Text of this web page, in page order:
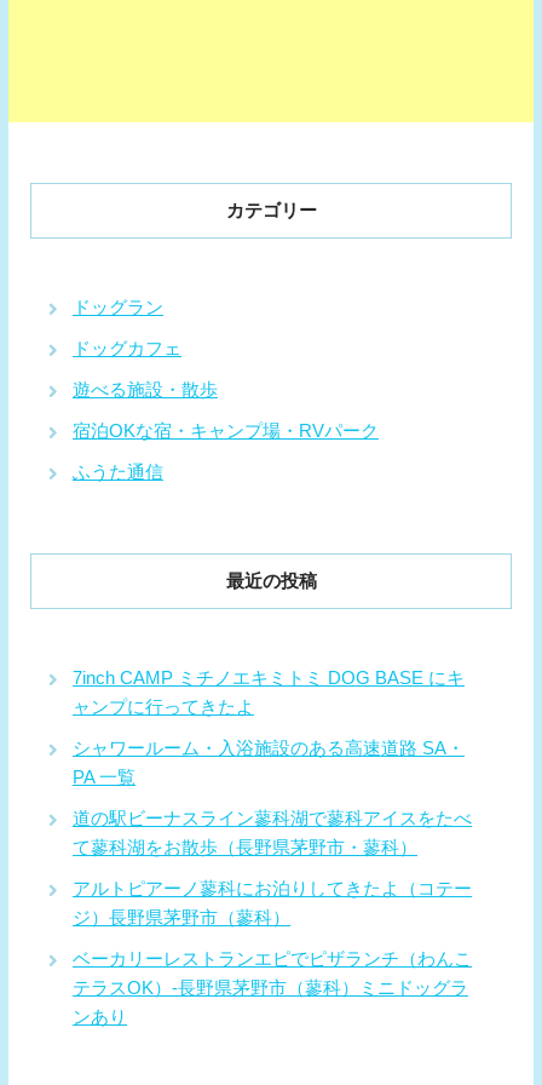
カテゴリー
ドッグラン
ドッグカフェ
遊べる施設・散歩
宿泊OKな宿・キャンプ場・RVパーク
ふうた通信
最近の投稿
7inch CAMP ミチノエキミトミ DOG BASE にキ
ャンプに行ってきたよ
シャワールーム・入浴施設のある高速道路 SA・
PA 一覧
道の駅ビーナスライン蓼科湖で蓼科アイスをたべ
て蓼科湖をお散歩（長野県茅野市・蓼科）
アルトピアーノ蓼科にお泊りしてきたよ（コテー
ジ）長野県茅野市（蓼科）
ベーカリーレストランエピでピザランチ（わんこ
テラスOK）-長野県茅野市（蓼科）ミニドッグラ
ンあり